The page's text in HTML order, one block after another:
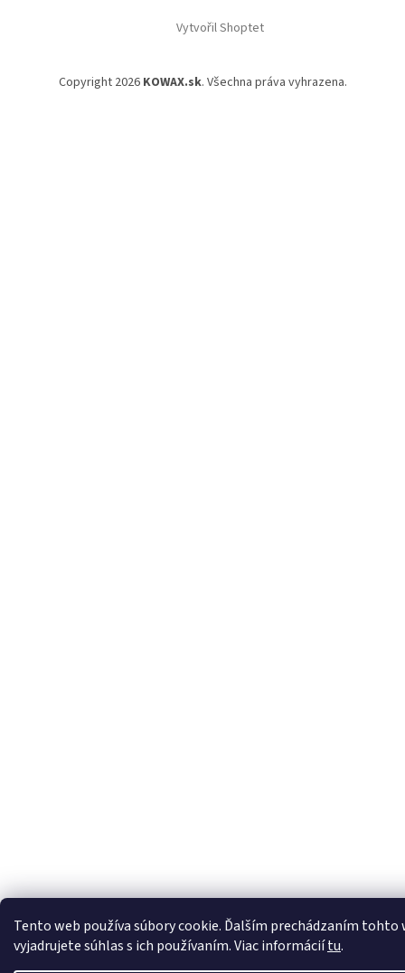
Tento web používa súbory cookie. Ďalším prechádzaním tohto
vyjadrujete súhlas s ich používaním. Viac informáciítu.
Vytvořil Shoptet
Copyright 2026 KOWAX.sk. Všechna práva vyhrazena.